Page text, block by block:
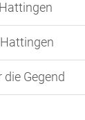
Gegend